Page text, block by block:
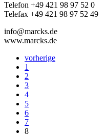
Telefon +49 421 98 97 52 0
Telefax +49 421 98 97 52 49
info@marcks.de
www.marcks.de
vorherige
1
2
3
4
5
6
7
8